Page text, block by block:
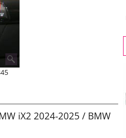
iX2 2024-2025 / BMW